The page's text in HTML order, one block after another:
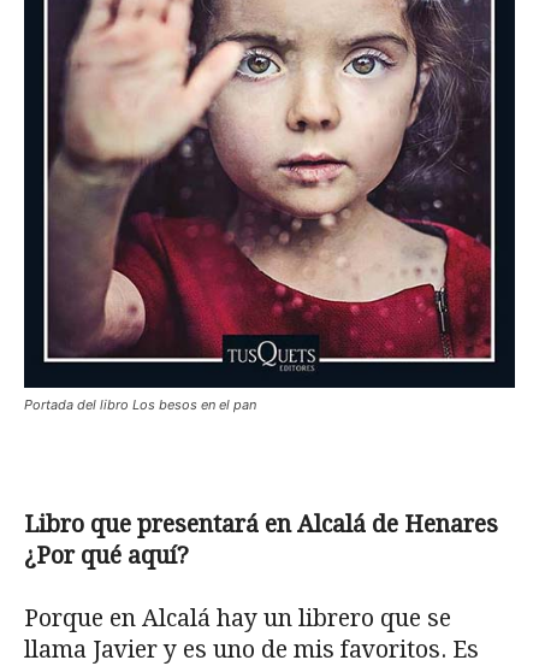
Portada del libro Los besos en el pan
Libro que presentará en Alcalá de Henares
¿Por qué aquí?
Porque en Alcalá hay un librero que se
llama Javier y es uno de mis favoritos. Es